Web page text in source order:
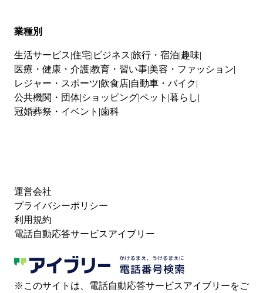
業種別
生活サービス 住宅 ビジネス 旅行・宿泊 趣味
医療・健康・介護教育・習い事 美容・ファッション
レジャー・スポーツ 飲食店 自動車・バイク
公共機関・団体 ショッピングペット 暮らし
冠婚葬祭・イベント 歯科
運営会社
プライバシーポリシー
利用規約
電話自動応答サービスアイブリー
※このサイトは、電話自動応答サービスアイブリーをご